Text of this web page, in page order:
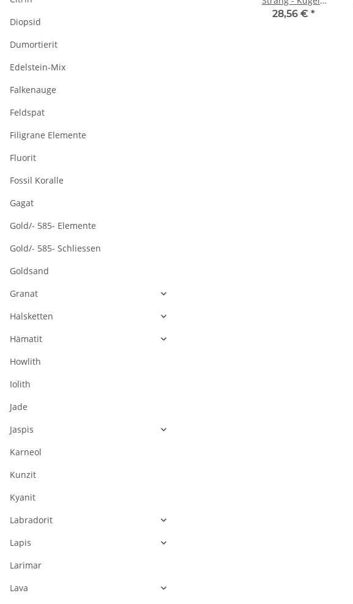
8 mm
28,56 € *
Diopsid
Dumortierit
Edelstein-Mix
Falkenauge
Feldspat
Filigrane Elemente
Fluorit
Fossil Koralle
Gagat
Gold/- 585- Elemente
Gold/- 585- Schliessen
Goldsand
Granat
Halsketten
Hämatit
Howlith
Iolith
Jade
Jaspis
Karneol
Kunzit
Kyanit
Labradorit
Lapis
Larimar
Lava